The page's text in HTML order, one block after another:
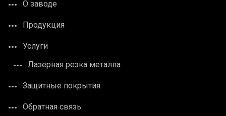
О заводе
Продукция
Услуги
Лазерная резка металла
Защитные покрытия
Обратная связь